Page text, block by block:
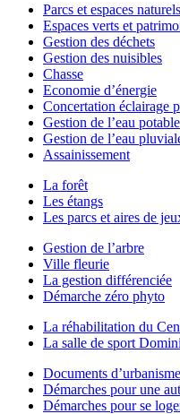
Parcs et espaces naturels
Espaces verts et
Gestion des déchets
Gestion des nuisibles
Chasse
Economie d’énergie
Concertation éclairage
Gestion de l’eau potable
Gestion de l’eau
Assainissement
La forêt
Les étangs
Les parcs et aires de
Gestion de l’arbre
Ville fleurie
La gestion différenciée
Démarche zéro phyto
La réhabilitation du
La salle de sport
Documents d’urbanisme
Démarches pour une
Démarches pour se